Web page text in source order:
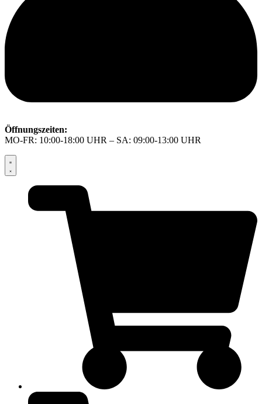
Öffnungszeiten:
MO-FR: 10:00-18:00 UHR – SA: 09:00-13:00 UHR